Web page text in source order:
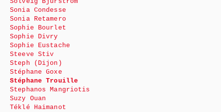
Sonia Condesse
Sonia Retamero
Sophie Bourlet
Sophie Divry
Sophie Eustache
Steeve Stiv
Steph (Dijon)
Stéphane Goxe
Stéphane Trouille
Stephanos Mangriotis
Suzy Ouan
Téklé Haimanot